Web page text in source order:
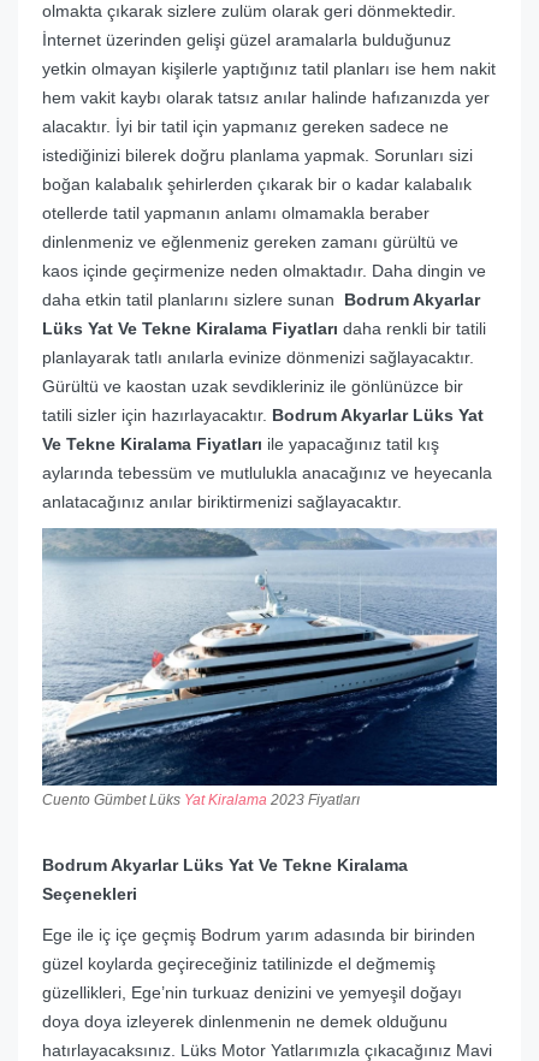
olmakta çıkarak sizlere zulüm olarak geri dönmektedir.
İnternet üzerinden gelişi güzel aramalarla bulduğunuz
yetkin olmayan kişilerle yaptığınız tatil planları ise hem nakit
hem vakit kaybı olarak tatsız anılar halinde hafızanızda yer
alacaktır. İyi bir tatil için yapmanız gereken sadece ne
istediğinizi bilerek doğru planlama yapmak. Sorunları sizi
boğan kalabalık şehirlerden çıkarak bir o kadar kalabalık
otellerde tatil yapmanın anlamı olmamakla beraber
dinlenmeniz ve eğlenmeniz gereken zamanı gürültü ve
kaos içinde geçirmenize neden olmaktadır. Daha dingin ve
daha etkin tatil planlarını sizlere sunan Bodrum Akyarlar
Lüks Yat Ve Tekne Kiralama Fiyatları daha renkli bir tatili
planlayarak tatlı anılarla evinize dönmenizi sağlayacaktır.
Gürültü ve kaostan uzak sevdikleriniz ile gönlünüzce bir
tatili sizler için hazırlayacaktır. Bodrum Akyarlar Lüks Yat
Ve Tekne Kiralama Fiyatları ile yapacağınız tatil kış
aylarında tebessüm ve mutlulukla anacağınız ve heyecanla
anlatacağınız anılar biriktirmenizi sağlayacaktır.
Cuento Gümbet Lüks Yat Kiralama 2023 Fiyatları
Bodrum Akyarlar Lüks Yat Ve Tekne Kiralama
Seçenekleri
Ege ile iç içe geçmiş Bodrum yarım adasında bir birinden
güzel koylarda geçireceğiniz tatilinizde el değmemiş
güzellikleri, Ege’nin turkuaz denizini ve yemyeşil doğayı
doya doya izleyerek dinlenmenin ne demek olduğunu
hatırlayacaksınız. Lüks Motor Yatlarımızla çıkacağınız Mavi